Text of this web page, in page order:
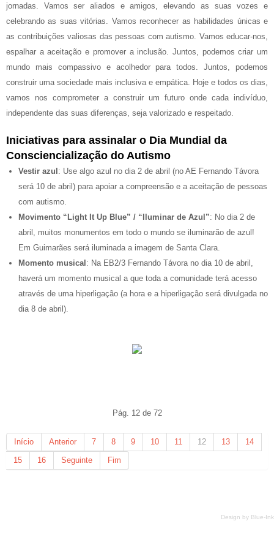
Design by Blue-Ink
jornadas. Vamos ser aliados e amigos, elevando as suas vozes e
celebrando as suas vitórias. Vamos reconhecer as habilidades únicas e
as contribuições valiosas das pessoas com autismo. Vamos educar-nos,
espalhar a aceitação e promover a inclusão. Juntos, podemos criar um
mundo mais compassivo e acolhedor para todos. Juntos, podemos
construir uma sociedade mais inclusiva e empática. Hoje e todos os dias,
vamos nos comprometer a construir um futuro onde cada indivíduo,
independente das suas diferenças, seja valorizado e respeitado.
Iniciativas para assinalar o Dia Mundial da
Consciencialização do Autismo
Vestir azul : Use algo azul no dia 2 de abril (no AE Fernando Távora
será 10 de abril) para apoiar a compreensão e a aceitação de pessoas
com autismo.
Movimento “Light It Up Blue” / “Iluminar de Azul”: No dia 2 de
abril, muitos monumentos em todo o mundo se iluminarão de azul!
Em Guimarães será iluminada a imagem de Santa Clara.
Momento musical : Na EB2/3 Fernando Távora no dia 10 de abril,
haverá um momento musical a que toda a comunidade terá acesso
através de uma hiperligação (a hora e a hiperligação será divulgada no
dia 8 de abril).
Pág. 12 de 72
Início Anterior 7 8 9 10 11 12 13
14
15
16 Seguinte Fim